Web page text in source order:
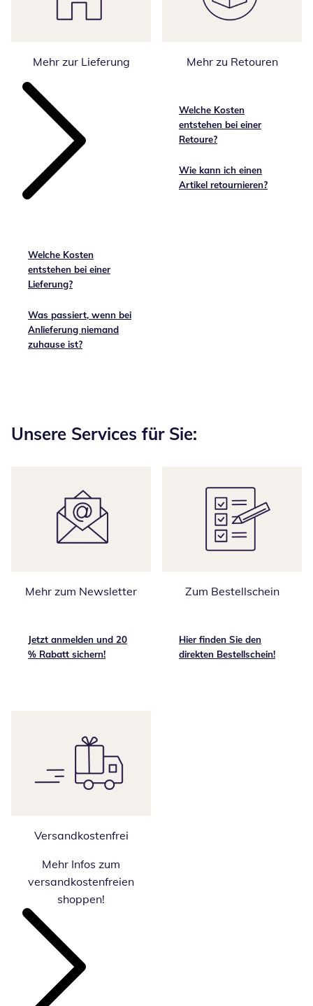
Mehr zur Lieferung
Welche Kosten
entstehen bei einer
Lieferung?
Was passiert, wenn bei
Anlieferung niemand
zuhause ist?
Mehr zu Retouren
Welche Kosten
entstehen bei einer
Retoure?
Wie kann ich einen
Artikel retournieren?
Unsere Services für Sie:
Mehr zum Newsletter
Jetzt anmelden und 20
% Rabatt sichern!
Zum Bestellschein
Hier finden Sie den
direkten Bestellschein!
Versandkostenfrei
Mehr Infos zum
versandkostenfreien
shoppen!